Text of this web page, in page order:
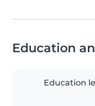
Education
Education